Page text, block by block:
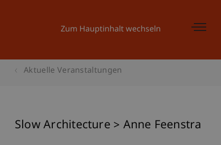
Zum Hauptinhalt wechseln
Aktuelle Veranstaltungen
Slow Architecture > Anne Feenstra